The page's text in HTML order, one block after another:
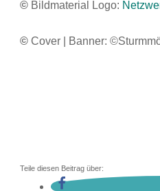
© Bildmaterial Logo:
© Cover | Banner:
Teile diesen Beitrag über: